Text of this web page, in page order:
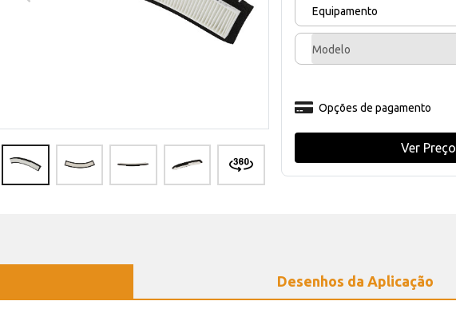
Equipamento
Modelo
Opções de pagamento
Ver Preço
Desenhos da Aplicação